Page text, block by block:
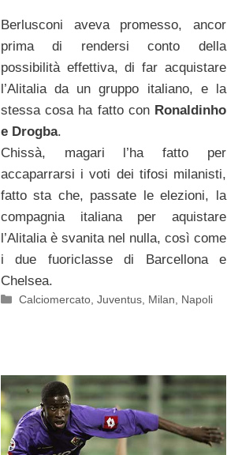
Berlusconi aveva promesso, ancor
prima di rendersi conto della
possibilità effettiva, di far acquistare
l’Alitalia da un gruppo italiano, e la
stessa cosa ha fatto con Ronaldinho
e Drogba.
Chissà, magari l’ha fatto per
accaparrarsi i voti dei tifosi milanisti,
fatto sta che, passate le elezioni, la
compagnia italiana per aquistare
l’Alitalia è svanita nel nulla, così come
i due fuoriclasse di Barcellona e
Chelsea.
Categorie
Calciomercato ,Juventus Milan Napoli